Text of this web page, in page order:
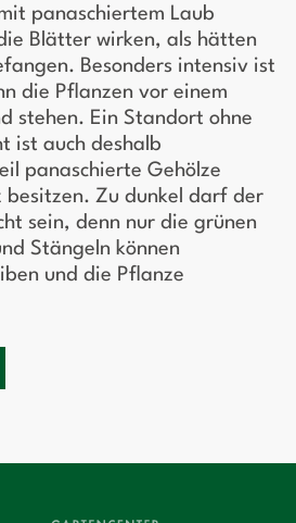
panaschiertem Laub
Blätter wirken, als hätten
Besonders intensiv ist
die Pflanzen vor einem
stehen. Ein Standort ohne
ist auch deshalb
panaschierte Gehölze
besitzen. Zu dunkel darf der
sein, denn nur die grünen
Stängeln können
und die Pflanze